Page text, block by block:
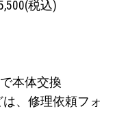
税込)
本体交換
、修理依頼フォ